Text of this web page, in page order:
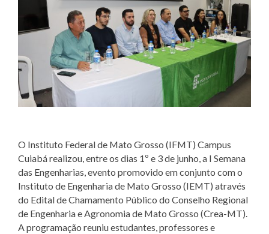
O Instituto Federal de Mato Grosso (IFMT) Campus
Cuiabá realizou, entre os dias 1º e 3 de junho, a I Semana
das Engenharias, evento promovido em conjunto com o
Instituto de Engenharia de Mato Grosso (IEMT) através
do Edital de Chamamento Público do Conselho Regional
de Engenharia e Agronomia de Mato Grosso (Crea-MT).
A programação reuniu estudantes, professores e